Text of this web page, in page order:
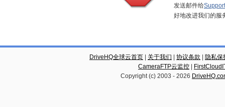
发送邮件给
好地改进我们的服
DriveHQ全球云首页 关于我们 协议条款
隐私保
CameraFTP云监控
Copyright (c) 2003 - 2026